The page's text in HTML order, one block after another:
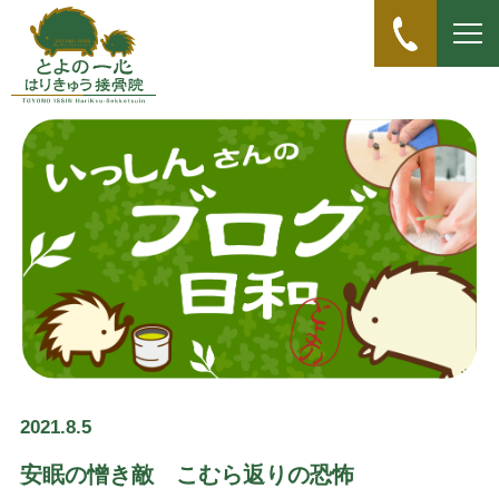
2021.8.5
安眠の憎き敵 こむら返りの恐怖